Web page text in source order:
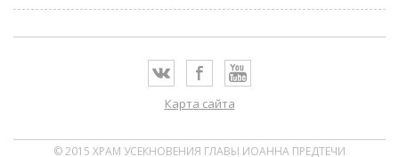
Карта сайта
© 2015 ХРАМ УСЕКНОВЕНИЯ ГЛАВЫ ИОАННА ПРЕДТЕЧИ